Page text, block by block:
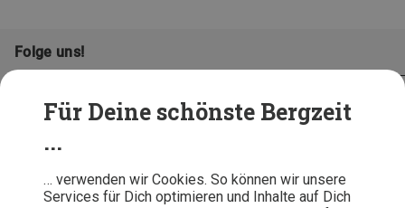
Für Deine schönste Bergzeit
...
… verwenden wir Cookies. So können wir unsere
Services für Dich optimieren und Inhalte auf Dich
Folge uns!